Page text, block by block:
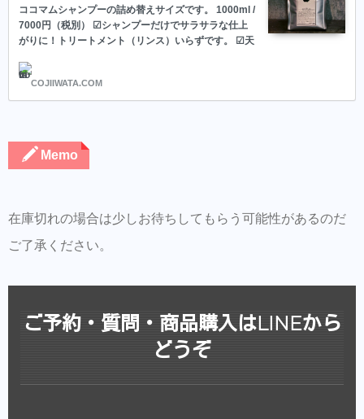
な泡立ちの天然洗浄成分です。
ココマムシャンプーの詰め替えサイズです。 1000ml /
7000円（税別） ☑︎シャンプーだけでサラサラな仕上
がりに！トリートメント（リンス）いらずです。 ☑︎天
ちながら落とします。 ☑︎乾かすのが抜群に早くなりま
す。 ☑︎目に入ってもしみにくい弱酸性です。 プラセ
ンタオイル配合 プラセンタとは20種類のアミノ酸と
質、脂質、水分を同時に補う事が出来ます。 万能の美
容成分と言われてもいます。 サポニン 洗髪用石鹸ハ
COJIIWATA.COM
Memo
在庫切れの場合は少しお待ちしてもらう可能性があるのだ
ご了承ください。
ご予約・質問・商品購入はLINEから
どうぞ